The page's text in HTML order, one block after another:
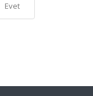
Evet